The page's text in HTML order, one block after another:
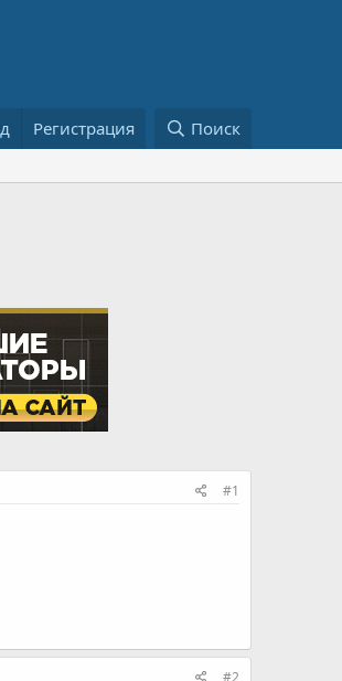
Регистрация Поиск
#1
#2